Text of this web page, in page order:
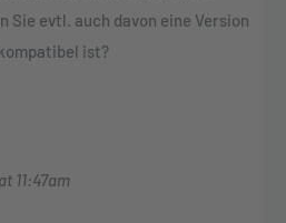
Sie evtl. auch davon eine Version
ist?
11:47am